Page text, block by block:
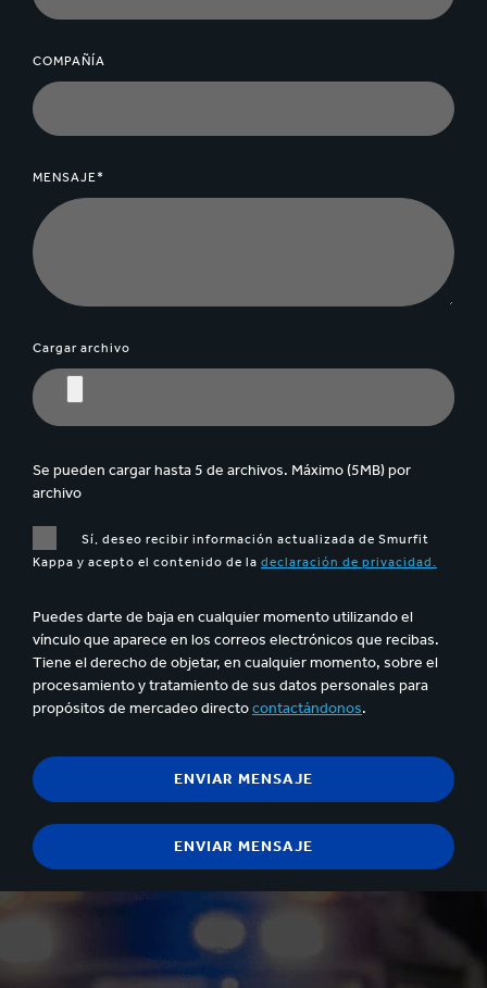
COMPAÑÍA
MENSAJE*
Cargar archivo
Se pueden cargar hasta 5 de archivos. Máximo (5MB) por
archivo
Sí, deseo recibir información actualizada de Smurfit
Kappa y acepto el contenido de la declaración de privacidad.
Puedes darte de baja en cualquier momento utilizando el
vínculo que aparece en los correos electrónicos que recibas.
Tiene el derecho de objetar, en cualquier momento, sobre el
procesamiento y tratamiento de sus datos personales para
propósitos de mercadeo directocontactándonos.